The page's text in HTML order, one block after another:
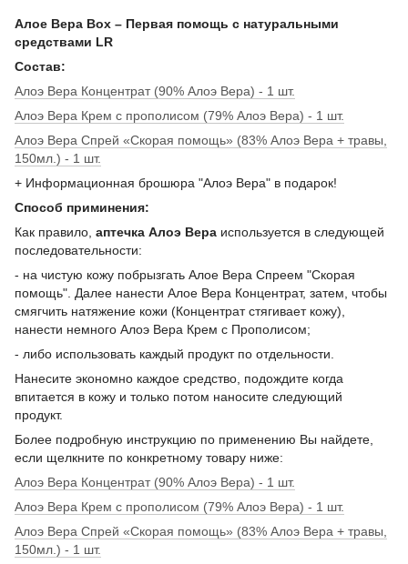
Алое Вера Box – Первая помощь с натуральными
средствами LR
Состав:
Алоэ Вера Концентрат (90% Алоэ Вера) - 1 шт.
Алоэ Вера Крем с прополисом (79% Алоэ Вера) - 1 шт.
Алоэ Вера Спрей «Скорая помощь» (83% Алоэ Вера + травы,
150мл.) - 1 шт.
+ Информационная брошюра "Алоэ Вера" в подарок!
Способ приминения:
Как правило, аптечка Алоэ Вера используется в следующей
последовательности:
- на чистую кожу побрызгать Алое Вера Спреем "Скорая
помощь". Далее нанести Алое Вера Концентрат, затем, чтобы
смягчить натяжение кожи (Концентрат стягивает кожу),
нанести немного Алоэ Вера Крем с Прополисом;
- либо использовать каждый продукт по отдельности.
Нанесите экономно каждое средство, подождите когда
впитается в кожу и только потом наносите следующий
продукт.
Более подробную инструкцию по применению Вы найдете,
если щелкните по конкретному товару ниже:
Алоэ Вера Концентрат (90% Алоэ Вера) - 1 шт.
Алоэ Вера Крем с прополисом (79% Алоэ Вера) - 1 шт.
Алоэ Вера Спрей «Скорая помощь» (83% Алоэ Вера + травы,
150мл.) - 1 шт.